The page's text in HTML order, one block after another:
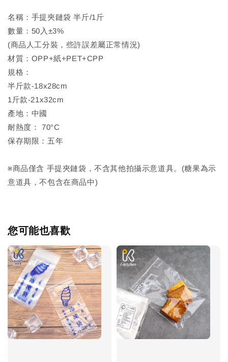
名稱：手提夾鏈袋 半斤/1斤
數量：50入±3%
(商品人工分裝，些許誤差屬正常情況)
材質：OPP+紙+PET+CPP
規格：
半斤款-18x28cm
1斤款-21x32cm
產地：中國
耐熱度： 70°C
保存期限：五年
※商品僅含 手提夾鏈袋，不含其他拍攝示意道具。(糖果為示
意道具，不包含在商品中)
您可能也喜歡